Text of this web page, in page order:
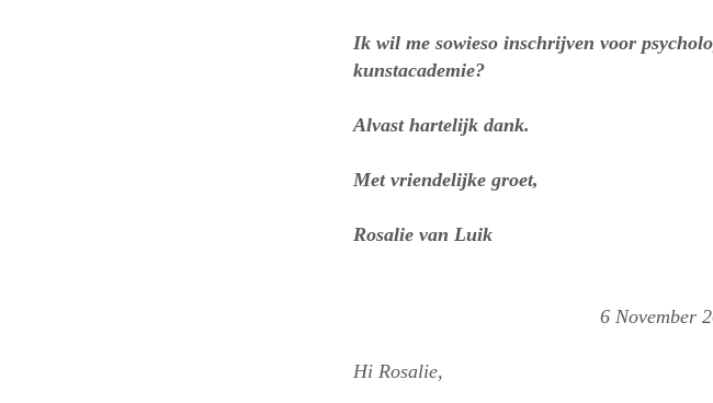
Ik wil me sowieso inschrijven voor
kunstacademie?
Alvast hartelijk dank.
Met vriendelijke groet,
Rosalie van Luik
6 November
Hi Rosalie,